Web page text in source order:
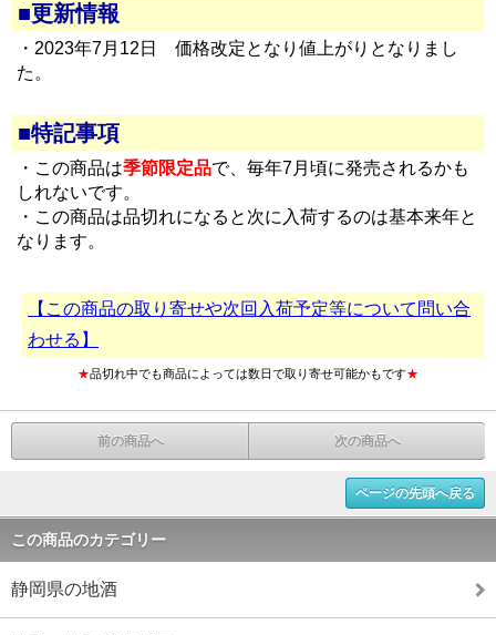
■更新情報
・2023年7月12日 価格改定となり値上がりとなりまし
た。
■特記事項
・この商品は季節限定品で、毎年7月頃に発売されるかも
しれないです。
・この商品は品切れになると次に入荷するのは基本来年と
なります。
【この商品の取り寄せや次回入荷予定等について問い合
わせる】
★品切れ中でも商品によっては数日で取り寄せ可能かもです★
前の商品へ 次の商品へ
ページの先頭へ戻る
この商品のカテゴリー
静岡県の地酒